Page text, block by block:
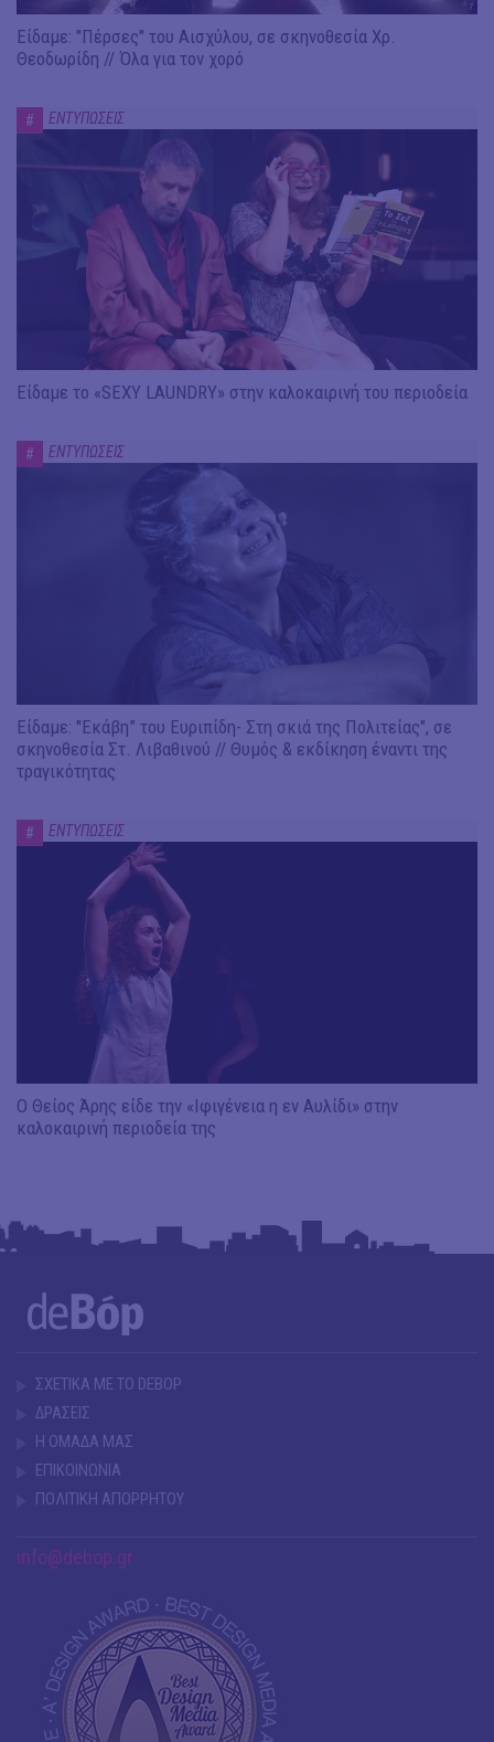
Είδαμε: "Πέρσες" του Αισχύλου, σε σκηνοθεσία Χρ.
Θεοδωρίδη // Όλα για τον χορό
# ΕΝΤΥΠΩΣΕΙΣ
Είδαμε το «SEXY LAUNDRY» στην καλοκαιρινή του περιοδεία
# ΕΝΤΥΠΩΣΕΙΣ
Είδαμε: "Εκάβη” του Ευριπίδη- Στη σκιά της Πολιτείας", σε
σκηνοθεσία Στ. Λιβαθινού // Θυμός & εκδίκηση έναντι της
τραγικότητας
# ΕΝΤΥΠΩΣΕΙΣ
Ο Θείος Άρης είδε την «Ιφιγένεια η εν Αυλίδι» στην
καλοκαιρινή περιοδεία της
ΣΧΕΤΙΚΑ ΜΕ ΤΟ DEBOP
ΔΡΑΣΕΙΣ
Η ΟΜΑΔΑ ΜΑΣ
ΕΠΙΚΟΙΝΩΝΙΑ
ΠΟΛΙΤΙΚΗ ΑΠΟΡΡΗΤΟΥ
info@debop.gr